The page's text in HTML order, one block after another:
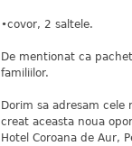
•covor, 2 saltele.
De mentionat ca
familiilor.
Dorim sa adresam
creat aceasta noua
Hotel Coroana de Aur,